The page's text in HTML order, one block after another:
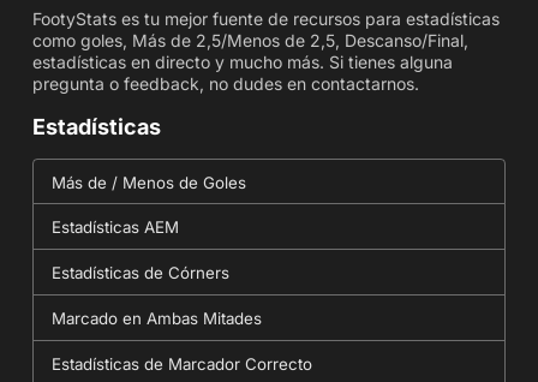
FootyStats es tu mejor fuente de recursos para estadísticas
como goles, Más de 2,5/Menos de 2,5, Descanso/Final,
estadísticas en directo y mucho más. Si tienes alguna
pregunta o feedback, no dudes en contactarnos.
Estadísticas
Más de / Menos de Goles
Estadísticas AEM
Estadísticas de Córners
Marcado en Ambas Mitades
Estadísticas de Marcador Correcto